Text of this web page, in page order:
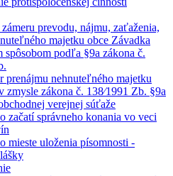
prevodu, nájmu, zaťaženia,
majetku obce Závadka
spôsobom podľa §9a zákona č.
prenájmu nehnuteľného majetku
zmysle zákona č. 138⁄1991 Zb. §9a
verejnej súťaže
začatí správneho konania vo veci
mieste uloženia písomnosti -